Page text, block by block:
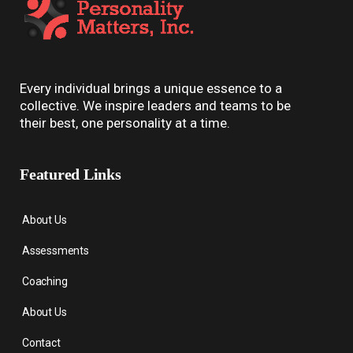
Every individual brings a unique essence to a
collective. We inspire leaders and teams to be
their best, one personality at a time.
Featured Links
About Us
Assessments
Coaching
About Us
Contact